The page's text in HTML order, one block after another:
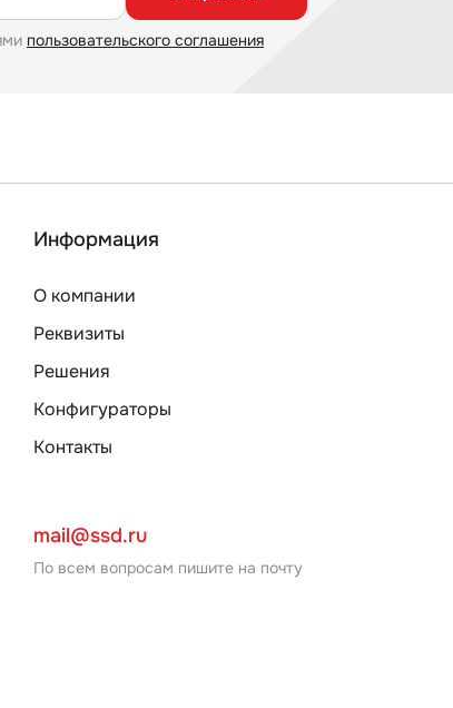
пользовательского соглашения
Информация
О компании
Реквизиты
Решения
Конфигураторы
Контакты
mail@ssd.ru
По всем вопросам пишите на почту